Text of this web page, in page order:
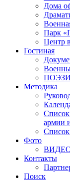
Дома
Парк
Центр
Гостиная
Методика
армии
Фото
Контакты
Поиск